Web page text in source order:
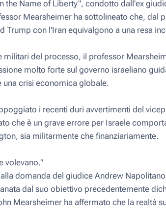
the Name of Liberty", condotto dall'ex
Mearsheimer ha sottolineato che, dal
Trump con l'Iran equivalgono a una resa
del processo, il professor
molto forte sul governo israeliano
una crisi economica globale.
i recenti duri avvertimenti del
che è un grave errore per Israele
sia militarmente che finanziariamente.
volevano."
domanda del giudice Andrew
dal suo obiettivo precedentemente
Mearsheimer ha affermato che la realtà